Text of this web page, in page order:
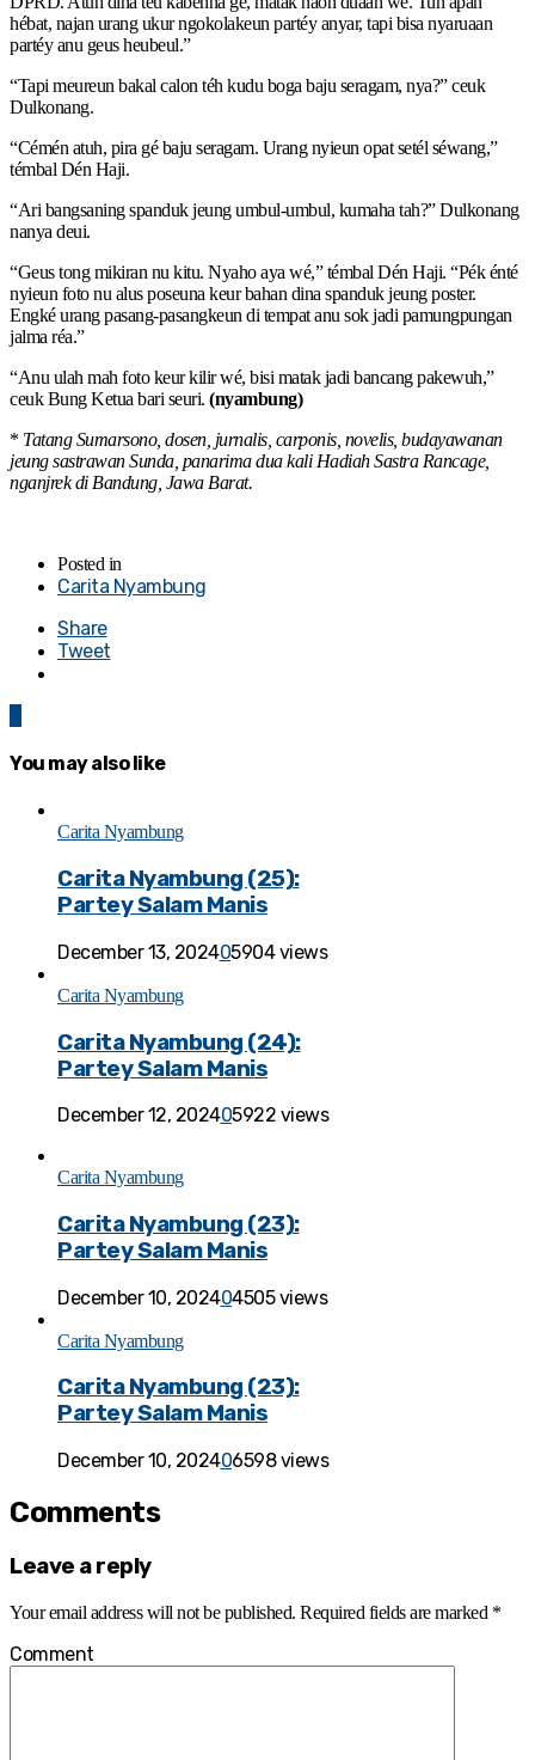
hébat, najan urang ukur ngokolakeun partéy anyar, tapi bisa nyaruaan
partéy anu geus heubeul.”
“Tapi meureun bakal calon téh kudu boga baju seragam, nya?” ceuk
Dulkonang.
“Cémén atuh, pira gé baju seragam. Urang nyieun opat setél séwang,”
témbal Dén Haji.
“Ari bangsaning spanduk jeung umbul-umbul, kumaha tah?” Dulkonang
nanya deui.
“Geus tong mikiran nu kitu. Nyaho aya wé,” témbal Dén Haji. “Pék énté
nyieun foto nu alus poseuna keur bahan dina spanduk jeung poster.
Engké urang pasang-pasangkeun di tempat anu sok jadi pamungpungan
jalma réa.”
“Anu ulah mah foto keur kilir wé, bisi matak jadi bancang pakewuh,”
ceuk Bung Ketua bari seuri. (nyambung)
* Tatang Sumarsono, dosen, jurnalis, carponis, novelis, budayawanan
jeung sastrawan Sunda, panarima dua kali Hadiah Sastra Rancage,
nganjrek di Bandung, Jawa Barat.
Posted in
Carita Nyambung
Share
Tweet
You may also like
Carita Nyambung
Carita Nyambung (25):
Partey Salam Manis
December 13, 202405904 views
Carita Nyambung
Carita Nyambung (24):
Partey Salam Manis
December 12, 202405922 views
Carita Nyambung
Carita Nyambung (23):
Partey Salam Manis
December 10, 202404505 views
Carita Nyambung
Carita Nyambung (23):
Partey Salam Manis
December 10, 202406598 views
Comments
Leave a reply
Your email address will not be published. Required fields are marked *
Comment